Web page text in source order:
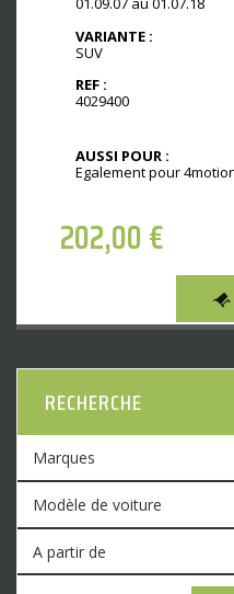
VARIANTE :
SUV
REF :
4029400
AUSSI POUR :
Egalement pour
202,00€
RECHERCHE